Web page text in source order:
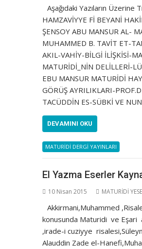
Aşağıdaki Yazıların
HAMZAVİYYE Fİ BEYANİ
ŞENSOY ABU MANSUR AL-
MUHAMMED B. TAVİT ET-
AKIL-VAHİY-BİLGİ İLİŞKİSİ-
MATURİDİ_NİN DELİLLERİ-
EBU MANSUR MATURİDİ
GÖRÜŞ AYRILIKLARI-
TACÜDDİN ES-SÜBKİ VE
DEVAMINI OKU
MATURİDİ DERGİ YAYINLARI
El Yazma Eserler
10 Nisan 2015 MATURİDİ
Akkirmani,Muhammed
konusunda Maturidi ve Eşari
,irade-i cuziyye
Alauddin Zade el-